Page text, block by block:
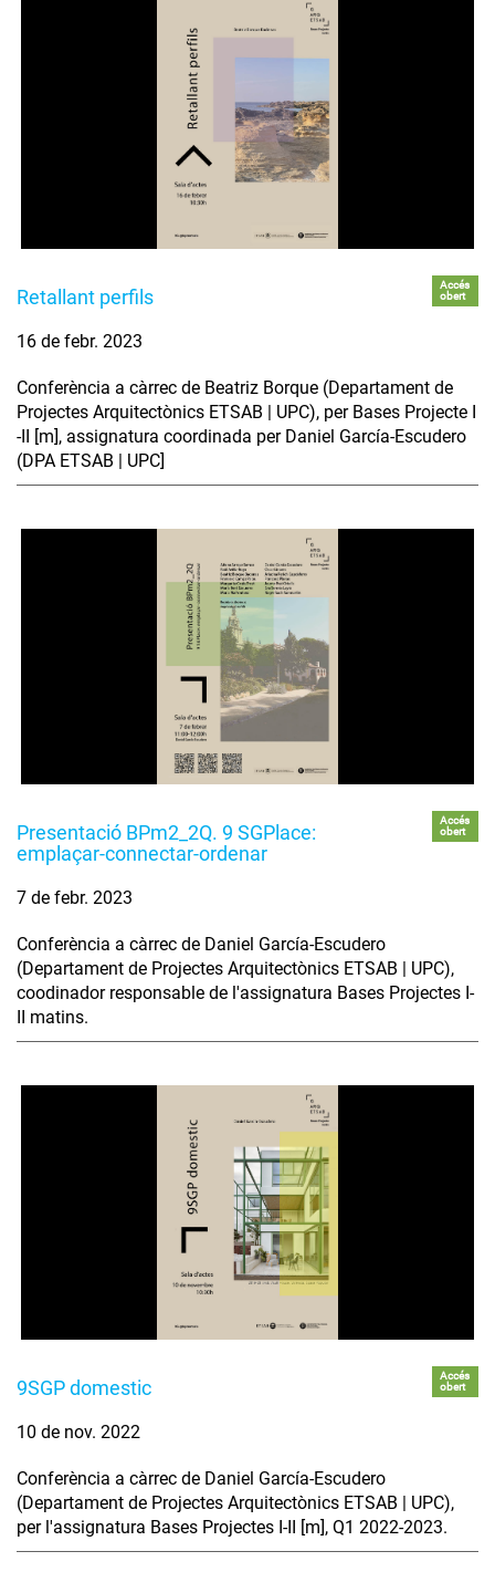
Retallant perfils
Accés
obert
16 de febr. 2023
Conferència a càrrec de Beatriz Borque (Departament de
Projectes Arquitectònics ETSAB | UPC), per Bases Projecte I
-II [m], assignatura coordinada per Daniel García-Escudero
(DPA ETSAB | UPC]
Presentació BPm2_2Q. 9 SGPlace:
emplaçar-connectar-ordenar
Accés
obert
7 de febr. 2023
Conferència a càrrec de Daniel García-Escudero
(Departament de Projectes Arquitectònics ETSAB | UPC),
coodinador responsable de l'assignatura Bases Projectes I-
II matins.
9SGP domestic
Accés
obert
10 de nov. 2022
Conferència a càrrec de Daniel García-Escudero
(Departament de Projectes Arquitectònics ETSAB | UPC),
per l'assignatura Bases Projectes I-II [m], Q1 2022-2023.